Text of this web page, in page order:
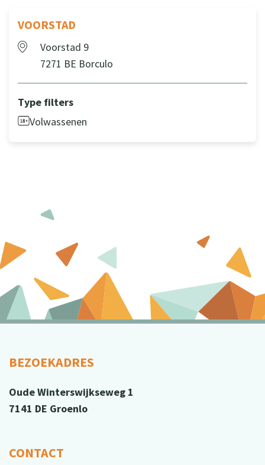
VOORSTAD
Voorstad 9
7271 BE Borculo
Type filters
Volwassenen
BEZOEKADRES
Oude Winterswijkseweg 1
7141 DE Groenlo
CONTACT